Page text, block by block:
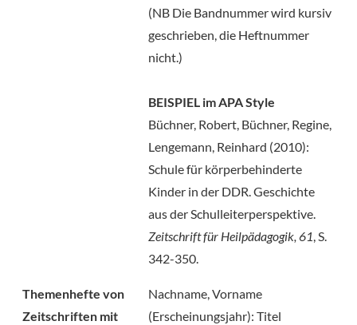
(NB Die Bandnummer wird kursiv
geschrieben, die Heftnummer
nicht.)
BEISPIEL im APA Style
Büchner, Robert, Büchner, Regine,
Lengemann, Reinhard (2010):
Schule für körperbehinderte
Kinder in der DDR. Geschichte
aus der Schulleiterperspektive.
Zeitschrift für Heilpädagogik, 61, S.
342-350.
Themenhefte von
Zeitschriften mit
Nachname, Vorname
(Erscheinungsjahr): Titel